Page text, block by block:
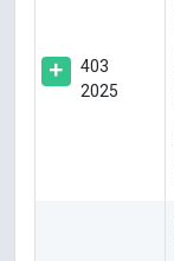
403
2025